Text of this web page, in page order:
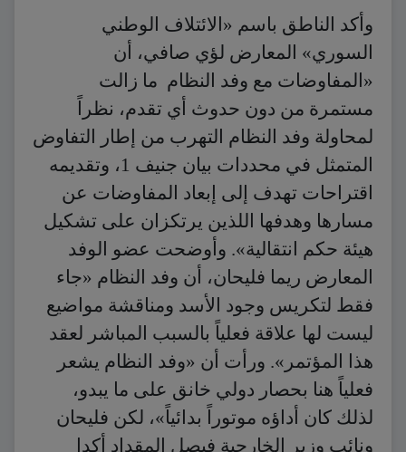
وأكد الناطق باسم «الائتلاف الوطني
السوري» المعارض لؤي صافي، أن
«المفاوضات مع وفد النظام ما زالت
مستمرة من دون حدوث أي تقدم، نظراً
لمحاولة وفد النظام التهرب من إطار التفاوض
المتمثل في محددات بيان جنيف 1، وتقديمه
اقتراحات تهدف إلى إبعاد المفاوضات عن
مسارها وهدفها اللذين يرتكزان على تشكيل
هيئة حكم انتقالية». وأوضحت عضو الوفد
المعارض ريما فليحان، أن وفد النظام «جاء
فقط لتكريس وجود الأسد ومناقشة مواضيع
ليست لها علاقة فعلياً بالسبب المباشر لعقد
هذا المؤتمر». ورأت أن «وفد النظام يشعر
فعلياً هنا بحصار دولي خانق على ما يبدو،
لذلك كان أداؤه موتوراً بدائياً»، لكن فليحان
ونائب وزير الخارجية فيصل المقداد أكدا